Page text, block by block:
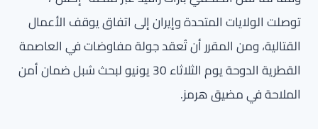
توصلت الولايات المتحدة وإيران إلى اتفاق يوقف الأعمال
القتالية، ومن المقرر أن تُعقد جولة مفاوضات في العاصمة
القطرية الدوحة يوم الثلاثاء 30 يونيو لبحث سُبل ضمان أمن
الملاحة في مضيق هرمز.